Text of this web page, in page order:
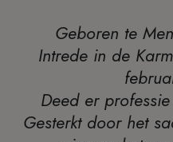
Geboren te
Intrede in de
Deed er
Gesterkt door het